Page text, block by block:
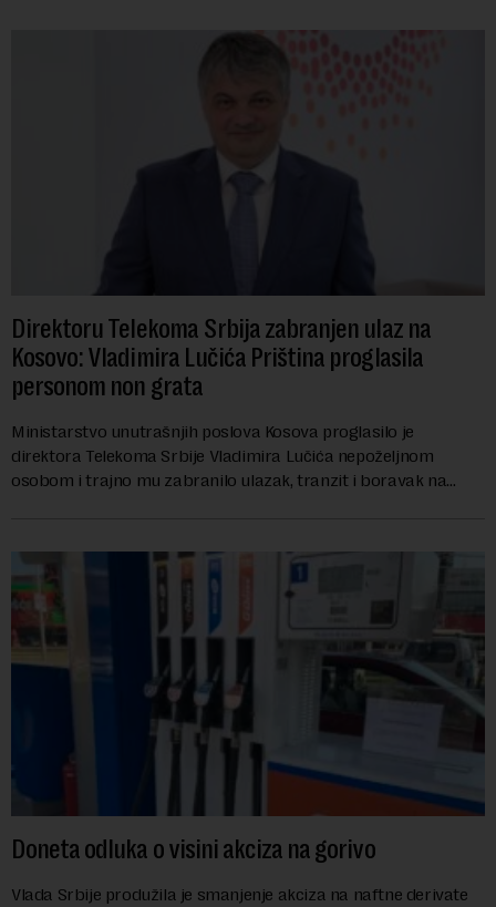
Direktoru Telekoma Srbija zabranjen ulaz na
Kosovo: Vladimira Lučića Priština proglasila
personom non grata
Ministarstvo unutrašnjih poslova Kosova proglasilo je
direktora Telekoma Srbije Vladimira Lučića nepoželjnom
osobom i trajno mu zabranilo ulazak, tranzit i boravak na
Doneta odluka o visini akciza na gorivo
Vlada Srbije produžila je smanjenje akciza na naftne derivate